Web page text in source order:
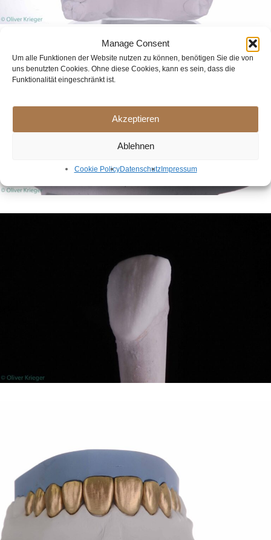
Manage Consent
Um alle Funktionen der Website nutzen zu können, benötigen Sie die von
uns benutzten Cookies. Ohne diese Cookies, kann es sein, dass die
Funktionalität eingeschränkt ist.
Akzeptieren
Ablehnen
Cookie PolicyDatenschutzImpressum